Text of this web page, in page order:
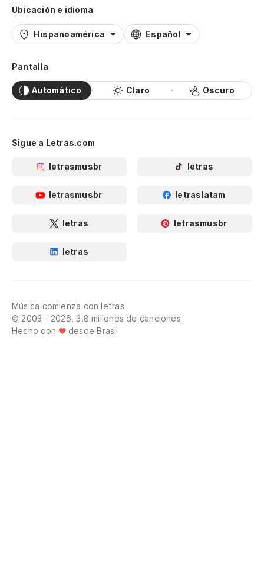
Ubicación e idioma
Hispanoamérica Español
Pantalla
Automático Claro Oscuro
Sigue a Letras.com
letrasmusbr letras
letrasmusbr letraslatam
letras letrasmusbr
letras
Música comienza con letras
© 2003 - 2026, 3.8 millones de canciones
Hecho con
desde Brasil